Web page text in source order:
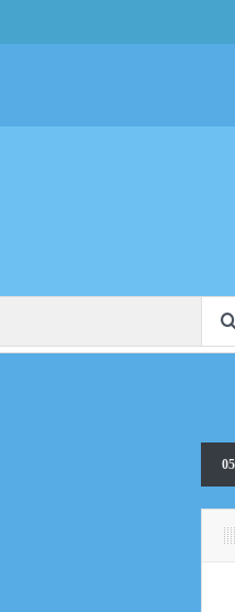
ويوجه برعاية أسرته بعد وفاته أثناء